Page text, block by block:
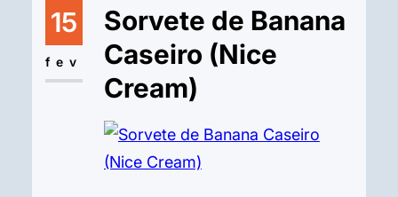
Estrutura (Camadas): 2 pacotes
de biscoito Maizena (ou biscoito
Maria). 1 xícara (chá) de leite…
15
fev
Sorvete de Banana
Caseiro (Nice
Cream)